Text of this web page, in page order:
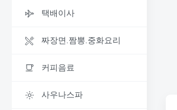
택배이사
짜장면.짬뽕.중화요리
커피음료
사우나스파